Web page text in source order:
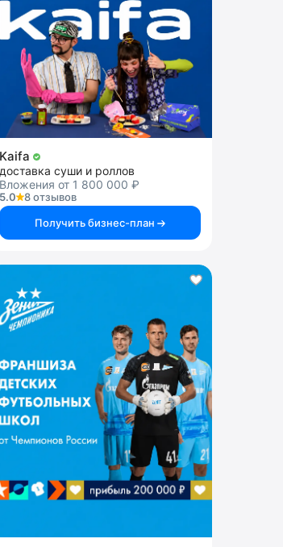
Kaifa
доставка суши и роллов
Вложения от 1 800 000 ₽
5.0
8 отзывов
Получить бизнес-план